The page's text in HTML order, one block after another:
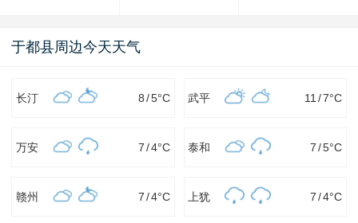
于都县周边今天天气
长汀 8/5°C 武平 11 /7°C
万安 7/4°C 泰和 7 /5°C
赣州 7/4°C 上犹 7 /4°C